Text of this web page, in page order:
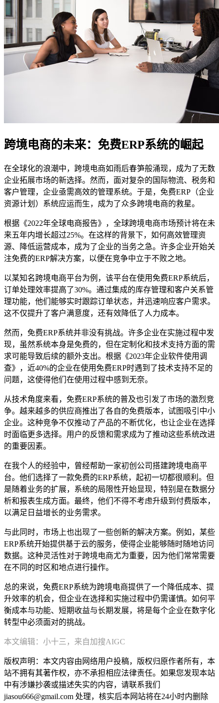
跨境电商的未来：免费ERP系统的崛起
在全球化的浪潮中，跨境电商如雨后春笋般涌现，成为了无数
企业拓展市场的新选择。然而，面对复杂的国际物流、税务和
客户管理，企业亟需高效的管理系统。于是，免费ERP（企业
资源计划）系统应运而生，成为了众多跨境电商的救星。
根据《2022年全球电商报告》，全球跨境电商市场预计将在未
来五年内增长超过25%。在这样的背景下，如何高效管理资
源、降低运营成本，成为了企业的当务之急。许多企业开始关
注免费的ERP解决方案，以便在竞争中立于不败之地。
以某知名跨境电商平台为例，该平台在使用免费ERP系统后，
订单处理效率提高了30%。通过集成的库存管理和客户关系管
理功能，他们能够实时跟踪订单状态，并迅速响应客户需求。
这不仅提升了客户满意度，还有效降低了人力成本。
然而，免费ERP系统并非没有挑战。许多企业在实施过程中发
现，虽然系统本身是免费的，但在定制化和技术支持方面的需
求可能导致后续的额外支出。根据《2023年企业软件使用调
查》，近40%的企业在使用免费ERP时遇到了技术支持不足的
问题，这使得他们在使用过程中感到无奈。
从技术角度来看，免费ERP系统的普及也引发了市场的激烈竞
争。越来越多的供应商推出了各自的免费版本，试图吸引中小
企业。这种竞争不仅推动了产品的不断优化，也让企业在选择
时面临更多选择。用户的反馈和需求成为了推动这些系统改进
的重要因素。
在我个人的经验中，曾经帮助一家初创公司搭建跨境电商平
台。他们选择了一款免费的ERP系统，起初一切都很顺利。但
是随着业务的扩展，系统的局限性开始显现，特别是在数据分
析和报表生成方面。最终，他们不得不考虑升级到付费版本，
以满足日益增长的业务需求。
与此同时，市场上也出现了一些创新的解决方案。例如，某些
ERP系统开始提供基于云的服务，使得企业能够随时随地访问
数据。这种灵活性对于跨境电商尤为重要，因为他们常常需要
在不同的时区和地点进行操作。
总的来说，免费ERP系统为跨境电商提供了一个降低成本、提
升效率的机会，但企业在选择和实施过程中仍需谨慎。如何平
衡成本与功能、短期收益与长期发展，将是每个企业在数字化
转型中必须面对的挑战。
本文编辑：小十三，来自加搜AIGC
版权声明：本文内容由网络用户投稿，版权归原作者所有，本
站不拥有其著作权，亦不承担相应法律责任。如果您发现本站
中有涉嫌抄袭或描述失实的内容，请联系我们
jiasou666@gmail.com 处理，核实后本网站将在24小时内删除